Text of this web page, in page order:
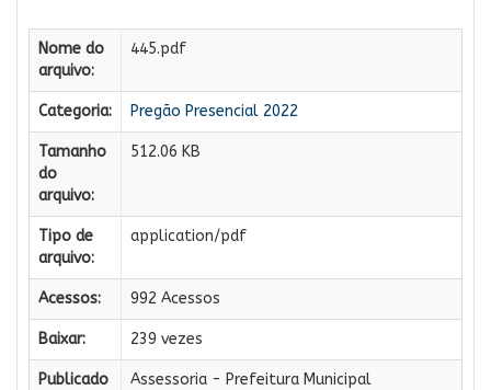
Nome do
arquivo:
445.pdf
Categoria: Pregão Presencial 2022
Tamanho
do
arquivo:
512.06 KB
Tipo de
arquivo:
application/pdf
Acessos: 992 Acessos
Baixar: 239 vezes
Publicado
Assessoria - Prefeitura Municipal